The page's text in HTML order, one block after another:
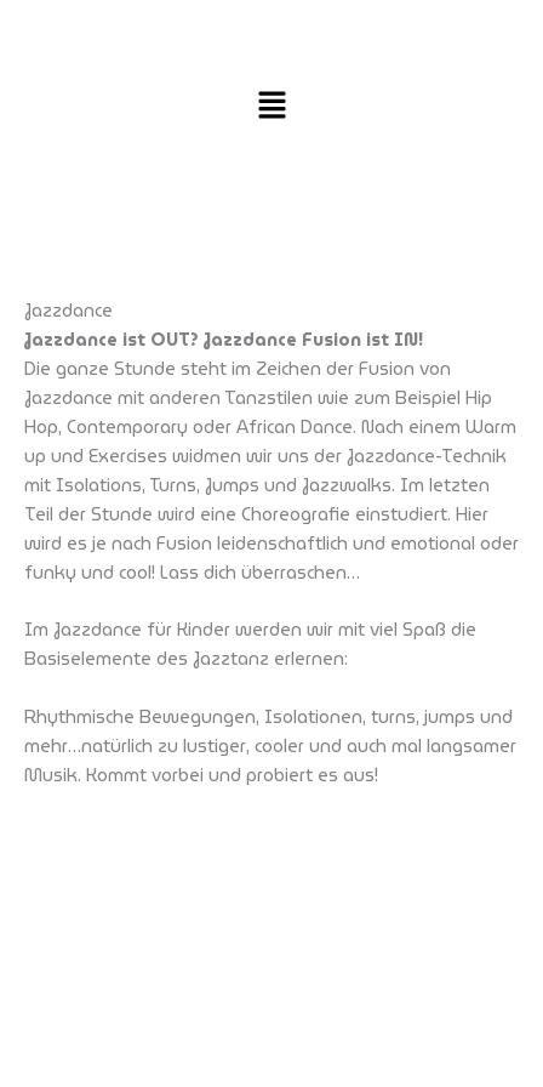
Jazzdance
Jazzdance ist OUT? Jazzdance Fusion ist IN!
Die ganze Stunde steht im Zeichen der Fusion von
Jazzdance mit anderen Tanzstilen wie zum Beispiel Hip
Hop, Contemporary oder African Dance. Nach einem Warm
up und Exercises widmen wir uns der Jazzdance-Technik
mit Isolations, Turns, Jumps und Jazzwalks. Im letzten
Teil der Stunde wird eine Choreografie einstudiert. Hier
wird es je nach Fusion leidenschaftlich und emotional oder
funky und cool! Lass dich überraschen…
Im Jazzdance für Kinder werden wir mit viel Spaß die
Basiselemente des Jazztanz erlernen:
Rhythmische Bewegungen, Isolationen, turns, jumps und
mehr…natürlich zu lustiger, cooler und auch mal langsamer
Musik. Kommt vorbei und probiert es aus!